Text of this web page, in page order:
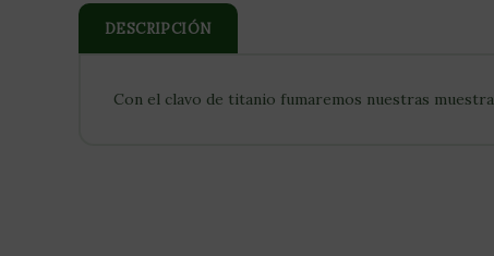
DESCRIPCIÓN
Con el clavo de titanio fumaremos nuestras